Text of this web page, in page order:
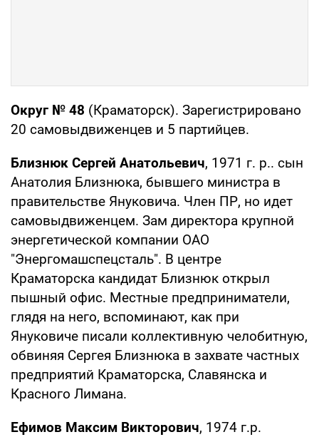
Округ № 48 (Краматорск). Зарегистрировано
20 самовыдвиженцев и 5 партийцев.
Близнюк Сергей Анатольевич, 1971 г. р.. сын
Анатолия Близнюка, бывшего министра в
правительстве Януковича. Член ПР, но идет
самовыдвиженцем. Зам директора крупной
энергетической компании ОАО
"Энергомашспецсталь". В центре
Краматорска кандидат Близнюк открыл
пышный офис. Местные предприниматели,
глядя на него, вспоминают, как при
Януковиче писали коллективную челобитную,
обвиняя Сергея Близнюка в захвате частных
предприятий Краматорска, Славянска и
Красного Лимана.
Ефимов Максим Викторович, 1974 г.р.